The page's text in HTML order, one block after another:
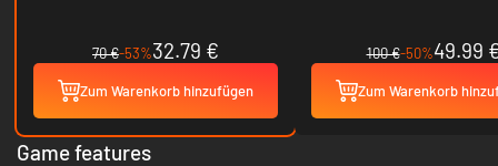
70 €-53%32.79 €
Zum Warenkorb hinzufügen
100 €-50%49.99
Zum Warenkorb
Game features